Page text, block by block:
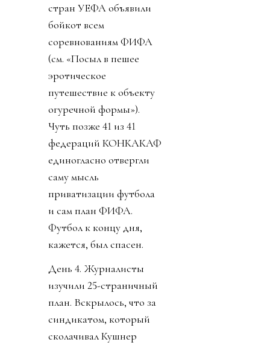
стран УЕФА объявили
бойкот всем
соревнованиям ФИФА
(см. «Посыл в пешее
эротическое
путешествие к объекту
огуречной формы»).
Чуть позже 41 из 41
федераций КОНКАКАФ
единогласно отвергли
саму мысль
приватизации футбола
и сам план ФИФА.
Футбол к концу дня,
кажется, был спасен.
День 4. Журналисты
изучили 25-страничный
план. Вскрылось, что за
синдикатом, который
сколачивал Кушнер